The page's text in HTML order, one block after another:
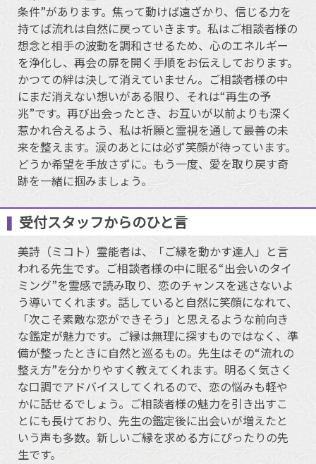
条件”があります。焦って動けば遠ざかり、信じる力を
持てば流れは自然に戻っていきます。私はご相談者様の
想念と相手の波動を調和させるため、心のエネルギー
を浄化し、再会の扉を開く手順をお伝えしております。
かつての絆は決して消えていません。ご相談者様の中
にまだ消えない想いがある限り、それは“再生の予
兆”です。再び出会ったとき、お互いが以前よりも深く
惹かれ合えるよう、私は祈願と霊視を通して最善の未
来を整えます。涙のあとには必ず笑顔が待っています。
どうか希望を手放さずに。もう一度、愛を取り戻す奇
跡を一緒に掴みましょう。
受付スタッフからのひと言
美詩（ミコト）霊能者は、「ご縁を動かす達人」と言
われる先生です。ご相談者様の中に眠る“出会いのタイ
ミング”を霊感で読み取り、恋のチャンスを逃さないよ
う導いてくれます。話していると自然に笑顔になれて、
「次こそ素敵な恋ができそう」と思えるような前向き
な鑑定が魅力です。ご縁は無理に探すものではなく、準
備が整ったときに自然と巡るもの。先生はその“流れの
整え方”を分かりやすく教えてくれます。明るく気さく
な口調でアドバイスしてくれるので、恋の悩みも軽や
かに話せるでしょう。ご相談者様の魅力を引き出すこ
とにも長けており、先生の鑑定後に出会いが増えたと
いう声も多数。新しいご縁を求める方にぴったりの先
生です。